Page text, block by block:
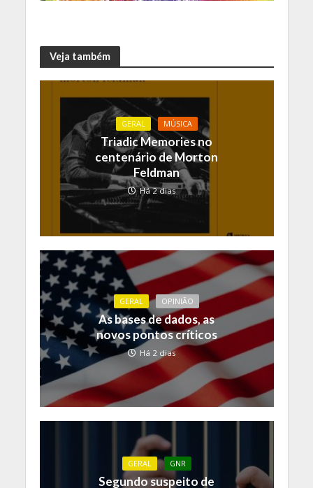
Veja também
GERAL MÚSICA
Triadic Memories no
centenário de Morton
Feldman
Há 2 dias
GERAL OPINIÃO
As bases de dados, as
novos pontos críticos
Há 2 dias
GERAL GNR
Segundo suspeito de